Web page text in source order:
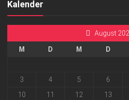
Kalender
August
M D M D
3
4 5 6
10
11 12 13